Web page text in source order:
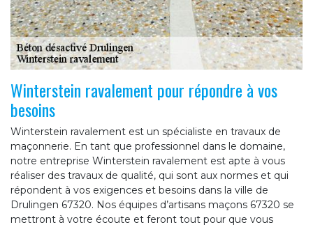
Winterstein ravalement pour répondre à vos
besoins
Winterstein ravalement est un spécialiste en travaux de
maçonnerie. En tant que professionnel dans le domaine,
notre entreprise Winterstein ravalement est apte à vous
réaliser des travaux de qualité, qui sont aux normes et qui
répondent à vos exigences et besoins dans la ville de
Drulingen 67320. Nos équipes d’artisans maçons 67320 se
mettront à votre écoute et feront tout pour que vous